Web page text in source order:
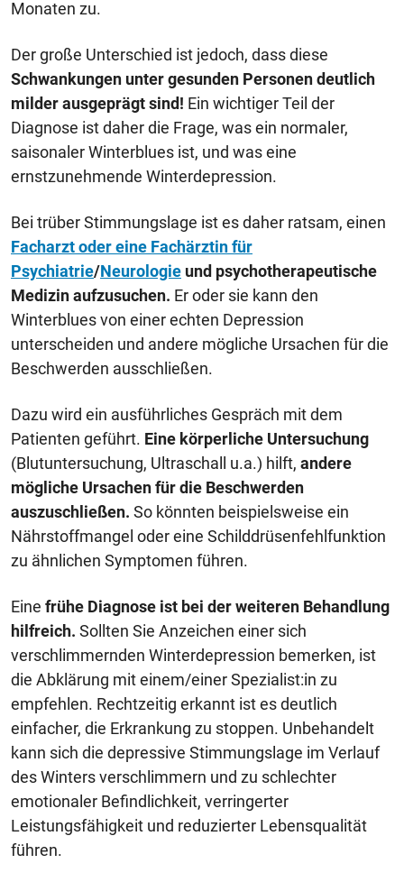
Monaten zu.
Der große Unterschied ist jedoch, dass diese
Schwankungen unter gesunden Personen deutlich
milder ausgeprägt sind! Ein wichtiger Teil der
Diagnose ist daher die Frage, was ein normaler,
saisonaler Winterblues ist, und was eine
ernstzunehmende Winterdepression.
Bei trüber Stimmungslage ist es daher ratsam, einen
Facharzt oder eine Fachärztin für
Psychiatrie/Neurologie und psychotherapeutische
Medizin aufzusuchen. Er oder sie kann den
Winterblues von einer echten Depression
unterscheiden und andere mögliche Ursachen für die
Beschwerden ausschließen.
Dazu wird ein ausführliches Gespräch mit dem
Patienten geführt. Eine körperliche Untersuchung
(Blutuntersuchung, Ultraschall u.a.) hilft, andere
mögliche Ursachen für die Beschwerden
auszuschließen. So könnten beispielsweise ein
Nährstoffmangel oder eine Schilddrüsenfehlfunktion
zu ähnlichen Symptomen führen.
Eine frühe Diagnose ist bei der weiteren Behandlung
hilfreich. Sollten Sie Anzeichen einer sich
verschlimmernden Winterdepression bemerken, ist
die Abklärung mit einem/einer Spezialist:in zu
empfehlen. Rechtzeitig erkannt ist es deutlich
einfacher, die Erkrankung zu stoppen. Unbehandelt
kann sich die depressive Stimmungslage im Verlauf
des Winters verschlimmern und zu schlechter
emotionaler Befindlichkeit, verringerter
Leistungsfähigkeit und reduzierter Lebensqualität
führen.